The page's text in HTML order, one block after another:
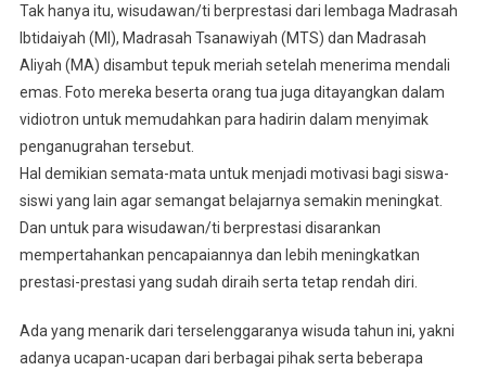
Tak hanya itu, wisudawan/ti berprestasi dari lembaga Madrasah
Ibtidaiyah (MI), Madrasah Tsanawiyah (MTS) dan Madrasah
Aliyah (MA) disambut tepuk meriah setelah menerima mendali
emas. Foto mereka beserta orang tua juga ditayangkan dalam
vidiotron untuk memudahkan para hadirin dalam menyimak
penganugrahan tersebut.
Hal demikian semata-mata untuk menjadi motivasi bagi siswa-
siswi yang lain agar semangat belajarnya semakin meningkat.
Dan untuk para wisudawan/ti berprestasi disarankan
mempertahankan pencapaiannya dan lebih meningkatkan
prestasi-prestasi yang sudah diraih serta tetap rendah diri.
Ada yang menarik dari terselenggaranya wisuda tahun ini, yakni
adanya ucapan-ucapan dari berbagai pihak serta beberapa